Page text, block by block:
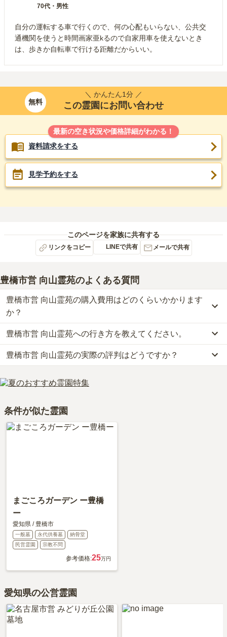
70代 ・ 男性
自分の運転する車で行くので、何の心配もいらない、公共交
通機関を使うと時間画家亜kるので自家用車を使えないとき
は、歩きか自転車で行ける距離だからいい。
無料
＼ かんたん1分 ／
この霊園にお問い合わせ
最新の空き状況や価格詳細がわかる！
資料請求をする
見学予約をする
このページを家族に共有する
リンクをコピー LINEで共有 メールで共有
豊橋市営 向山霊苑のよくある質問
豊橋市営 向山霊苑の購入費用はどのくらいかかります
か？
豊橋市営 向山霊苑では、一般墓が約28万円(墓石代別)からお求めい
ただけます。
なお、豊橋市営 向山霊苑がある愛知県の相場は、一般墓が約67万
円（墓石代別途）です。
お墓は、価格が高いものがよい、安いものが悪い、という訳ではあ
りません。大切なのは、ご家族が心から納得し、安心してお参りで
豊橋市営 向山霊苑への行き方を教えてください。
公共交通機関の場合、渥美線「柳生橋駅」から徒歩約11分・豊鉄バ
スに乗車、「台町南バス停」下車徒歩約10分です。
車の場合、東名高速道路「豊川インター」から車で約27分です。
詳しいルートや地図は、本ページの「地図・交通アクセス」欄をご
豊橋市営 向山霊苑の実際の評判はどうですか？
当サイトに寄せられた総合評価は、4.2点です。特に周辺施設が高
く評価されています。
にアピタがあり、店内には飲食店もあるので、不都合はないが、法
事等営むのであれば、その際の食事処は別の場所でないと無理であ
る。」といったお声をいただいております。
条件が似た霊園
まごころガーデン ー豊橋
ー
愛知県 / 豊橋市
一般墓 永代供養墓
納骨堂
民営霊園
宗教不問
参考価格:25万円
愛知県の公営霊園